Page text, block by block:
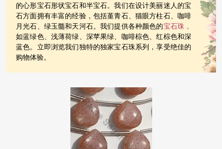
的心形宝石形状宝石和半宝石。我们在设计美丽迷人的宝
石方面拥有丰富的经验，包括堇青石、猫眼方柱石、咖啡
月光石、绿玉髓和天河石。我们提供各种颜色的宝石珠，
如蓝绿色、浅薄荷绿、深苹果绿、咖啡棕色、红棕色和深
蓝色。立即浏览我们独特的独家宝石珠系列，享受绝佳的
购物体验。